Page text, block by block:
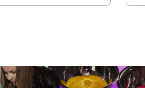
UZZINI VAIRĀK